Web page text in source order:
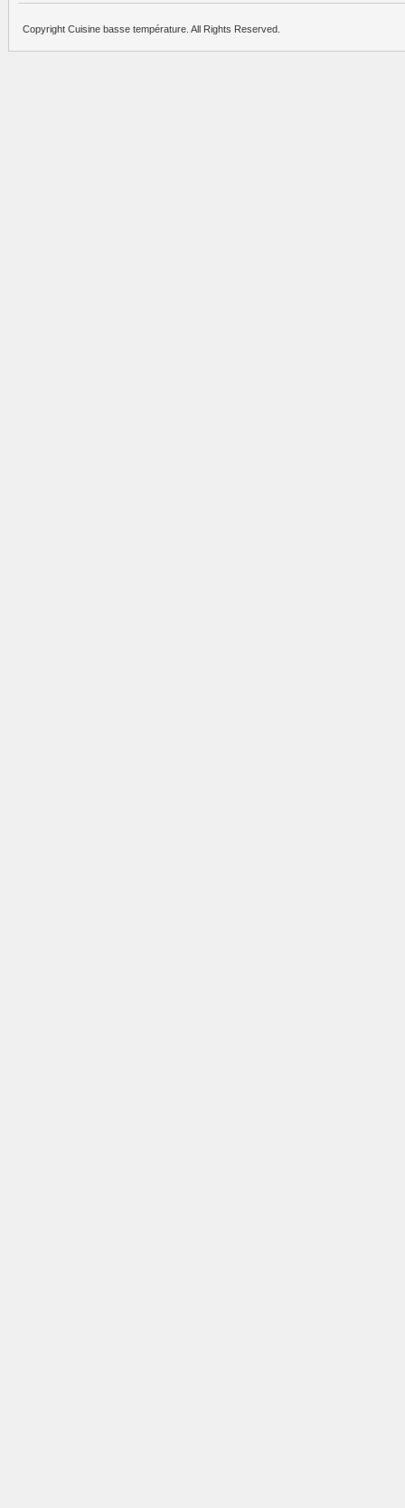
Copyright Cuisine basse température. All Rights Reserved.